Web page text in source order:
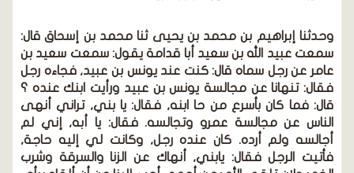
وحدثنا إبراهيم بن محمد بن يحيى ثنا محمد بن إسحاق قال:
سمعت عبيد الله بن سعيد أبا قدامة يقول: سمعت سعيد بن
عامر عن رجل سماه قال: كنت عند يونس بن عبيد, فجاءه رجل
فقال: تنهانا عن مجالسة يونس بن عبيد ورأيت ابنك عنده ؟
قال: فما كان بأسرع من حا ابنه, فقال: يا بني, تراني أنهى
الناس عن مجالسة عمرو وتجالسه. فقال: يا أبه, إني لم
أجالسه ولم أرده. كان عنده رجل, وكانت لي إليه حاجة,
فأتيت الرجل فقال: يابني, أنهاك عن الزنا والسرقة وشرب